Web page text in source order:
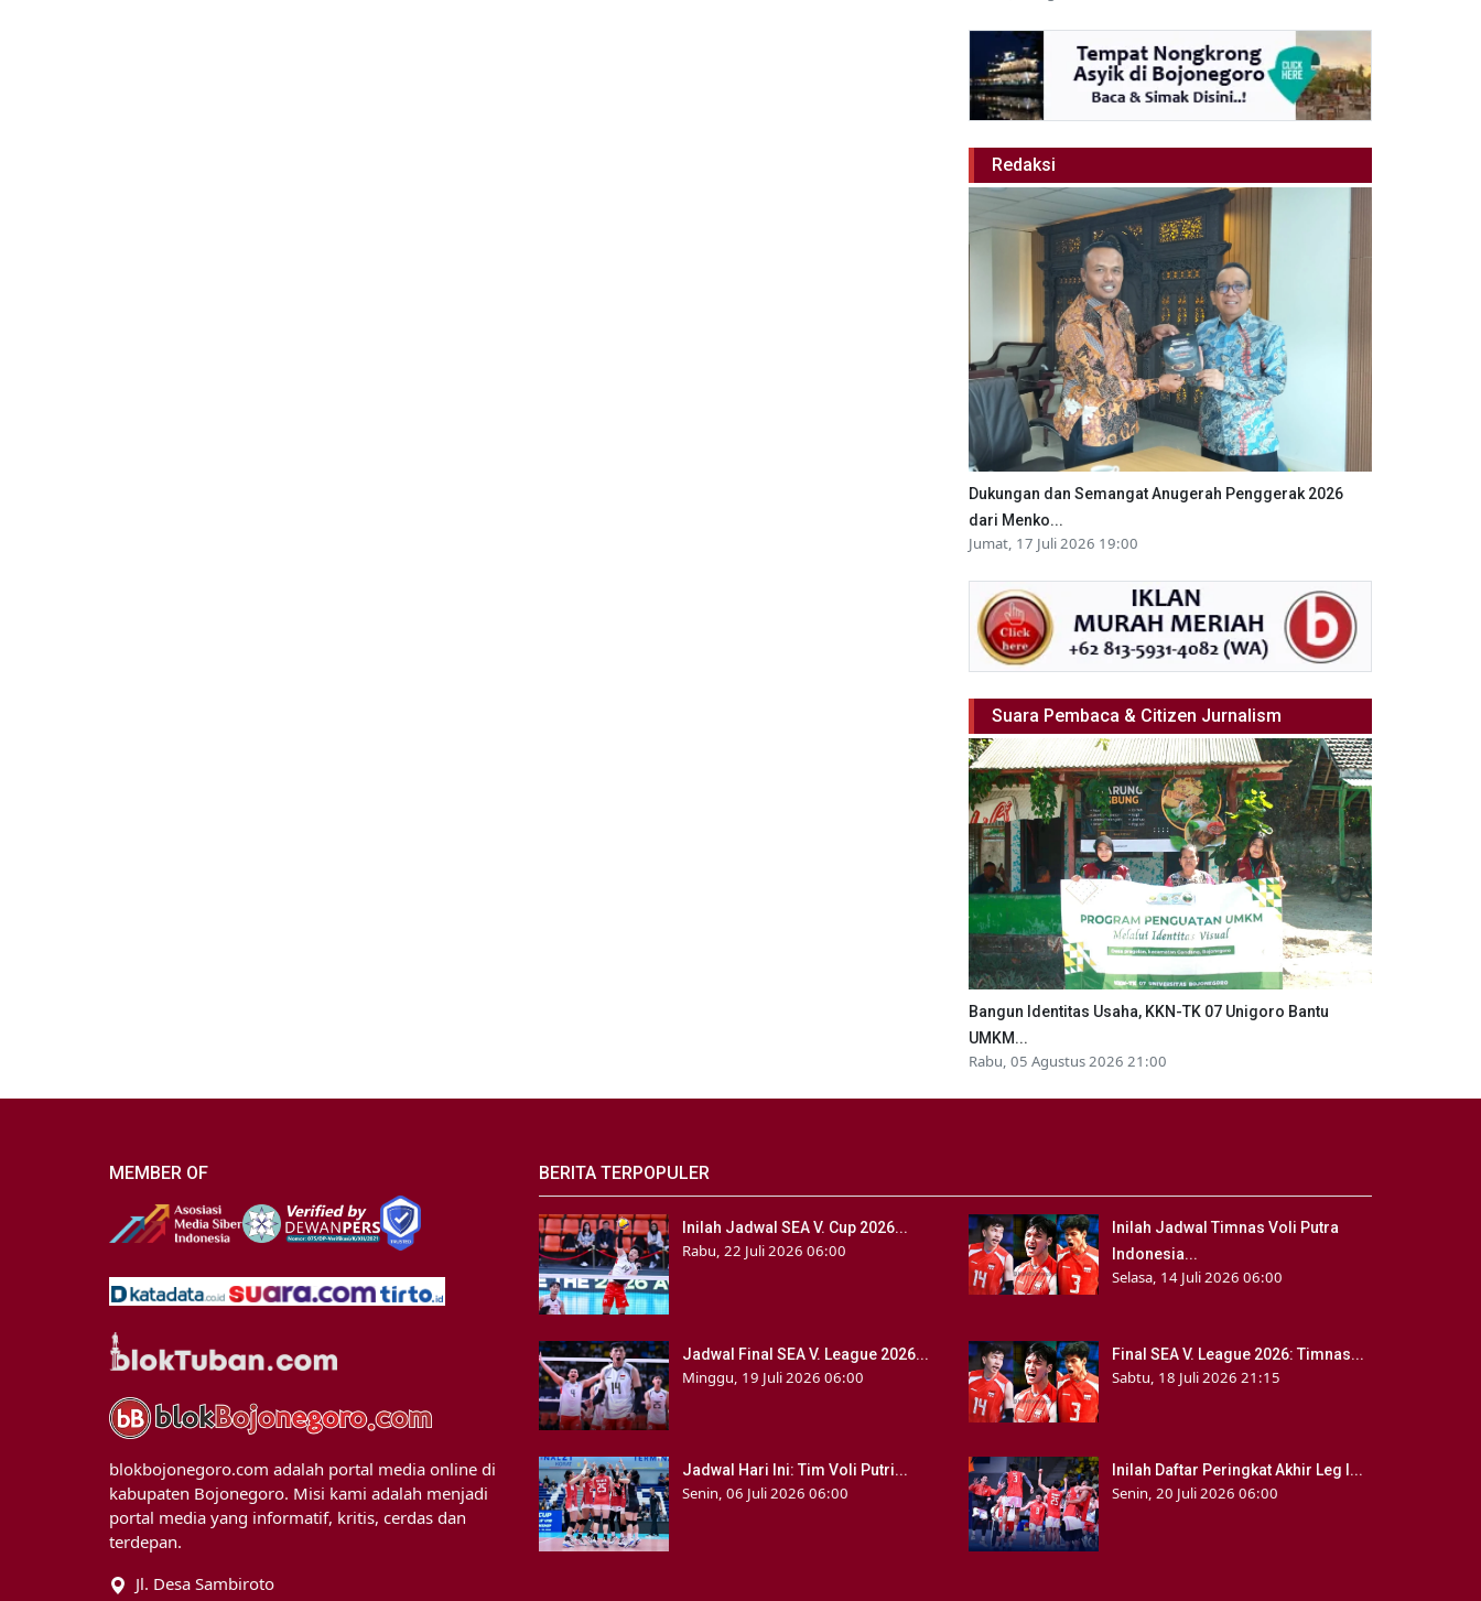
Redaksi
Dukungan dan Semangat Anugerah Penggerak 2026
dari Menko...
Jumat, 17 Juli 2026 19:00
Suara Pembaca & Citizen Jurnalism
Bangun Identitas Usaha, KKN-TK 07 Unigoro Bantu
UMKM...
Rabu, 05 Agustus 2026 21:00
MEMBER OF
blokbojonegoro.com adalah portal media online di
kabupaten Bojonegoro. Misi kami adalah menjadi
portal media yang informatif, kritis, cerdas dan
terdepan.
Jl. Desa Sambiroto
BERITA TERPOPULER
Inilah Jadwal SEA V. Cup 2026...
Rabu, 22 Juli 2026 06:00
Inilah Jadwal Timnas Voli Putra
Indonesia...
Selasa, 14 Juli 2026 06:00
Jadwal Final SEA V. League 2026...
Minggu, 19 Juli 2026 06:00
Final SEA V. League 2026: Timnas...
Sabtu, 18 Juli 2026 21:15
Jadwal Hari Ini: Tim Voli Putri...
Senin, 06 Juli 2026 06:00
Inilah Daftar Peringkat Akhir Leg I...
Senin, 20 Juli 2026 06:00